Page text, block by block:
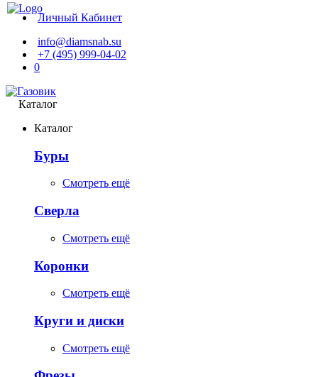
Личный Кабинет
info@diamsnab.su
+7 (495) 999-04-02
0
Каталог
Каталог
Буры
Смотреть ещё
Сверла
Смотреть ещё
Коронки
Смотреть ещё
Круги и диски
Смотреть ещё